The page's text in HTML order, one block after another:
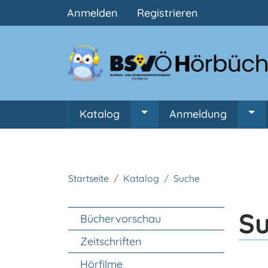
Benutzermenü
Anmelden Registrieren
Hauptnavigation
Katalog Untermenü von Katalog
Anmeldung
Startseite Katalog Suche
Unter Navigation
Büchervorschau
Zeitschriften
Hörfilme